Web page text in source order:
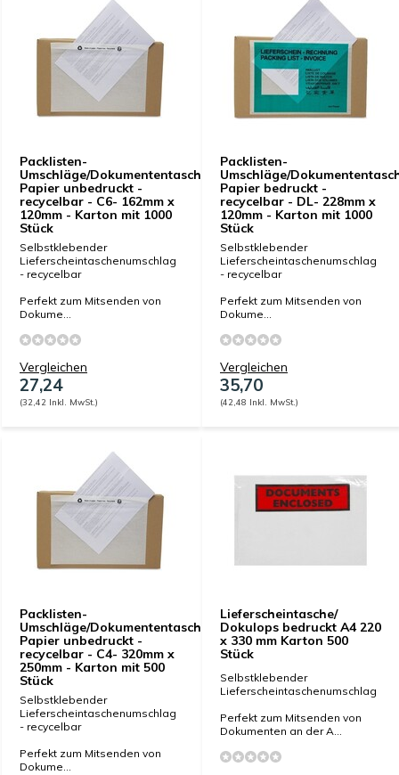
Packlisten-
Umschläge/Dokumententaschen
Papier unbedruckt -
recycelbar - C6- 162mm x
120mm - Karton mit 1000
Stück
Selbstklebender
Lieferscheintaschenumschlag
- recycelbar
Perfekt zum Mitsenden von
Dokume...
Vergleichen
27,24
(32,42 Inkl. MwSt.)
Packlisten-
Umschläge/
Papier bedruckt -
recycelbar - DL- 228mm x
120mm - Karton mit 1000
Stück
Selbstklebender
Lieferscheintaschenumschlag
- recycelbar
Perfekt zum Mitsenden von
Dokume...
Vergleichen
35,70
(42,48 Inkl. MwSt.)
Packlisten-
Umschläge/Dokumententaschen
Papier unbedruckt -
recycelbar - C4- 320mm x
250mm - Karton mit 500
Stück
Selbstklebender
Lieferscheintaschenumschlag
- recycelbar
Perfekt zum Mitsenden von
Dokume...
Lieferscheintasche/
Dokulops bedruckt A4 220
x 330 mm Karton 500
Stück
Selbstklebender
Lieferscheintaschenumschlag
Perfekt zum Mitsenden von
Dokumenten an der A...